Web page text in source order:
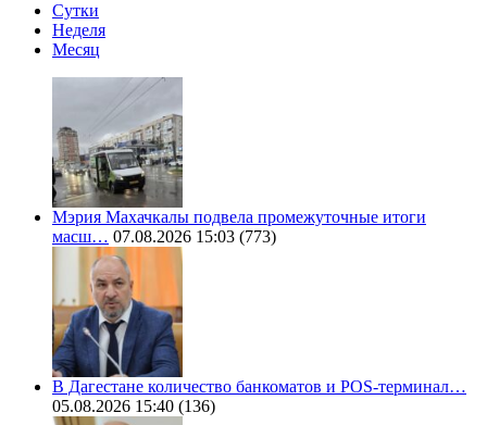
Сутки
Неделя
Месяц
Мэрия Махачкалы подвела промежуточные итоги
масш… 07.08.2026 15:03 (773)
В Дагестане количество банкоматов и POS-терминал…
05.08.2026 15:40 (136)